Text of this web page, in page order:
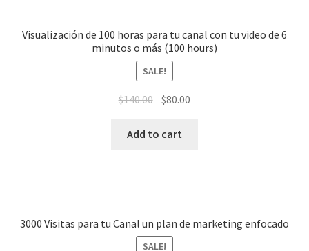
Visualización de 100 horas para tu canal con tu video de 6
minutos o más (100 hours)
SALE!
$140.00 $80.00
Add to cart
3000 Visitas para tu Canal un plan de marketing enfocado
SALE!